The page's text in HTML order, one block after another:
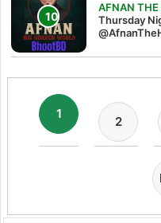
AFNAN THE
Thursday
1
2